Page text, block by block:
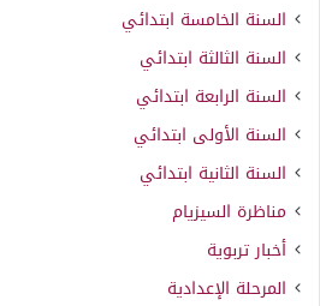
السنة الخامسة ابتدائي
السنة الثالثة ابتدائي
السنة الرابعة ابتدائي
السنة الأولى ابتدائي
السنة الثانية ابتدائي
مناظرة السيزيام
أخبار تربوية
المرحلة الإعدادية